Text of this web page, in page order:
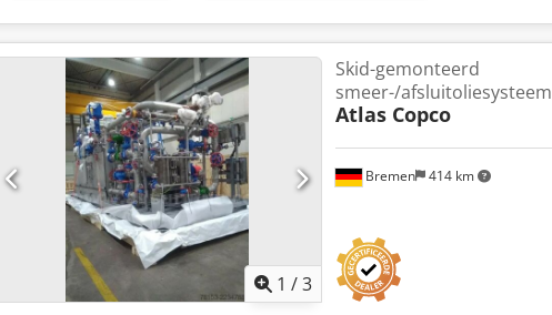
1 /3
Bremen 414 km
Skid-gemonteerd
smeer-/afsluitoliesysteem
Atlas Copco